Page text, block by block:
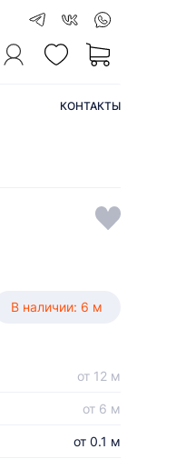
КОНТАКТЫ
В наличии: 6 м
от 0.1 м
от 6 м
от 12 м